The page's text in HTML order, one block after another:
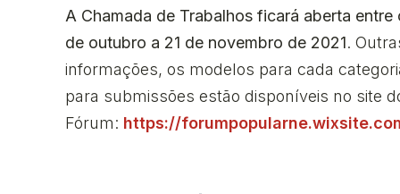
A Chamada de Trabalhos ficará aberta entre
de outubro a 21 de novembro de 2021.
informações, os modelos para cada
para submissões estão disponíveis no site
Fórum: https://